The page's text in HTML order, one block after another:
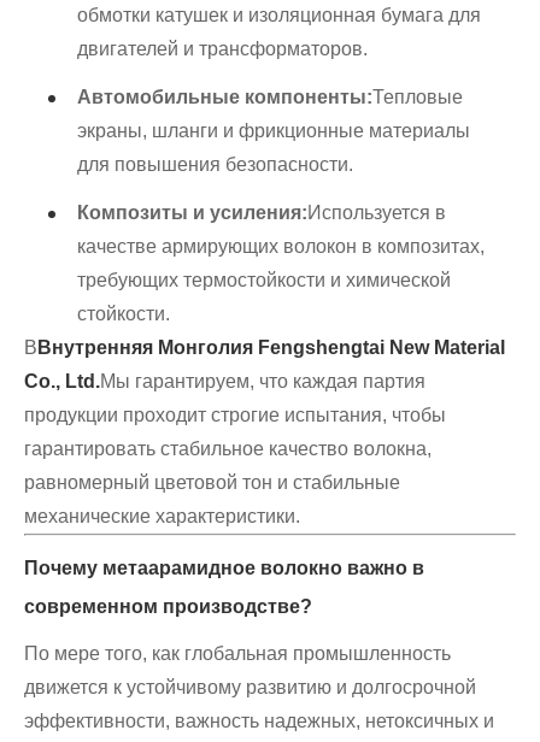
обмотки катушек и изоляционная бумага для
двигателей и трансформаторов.
Автомобильные компоненты:Тепловые
экраны, шланги и фрикционные материалы
для повышения безопасности.
Композиты и усиления:Используется в
качестве армирующих волокон в композитах,
требующих термостойкости и химической
стойкости.
В Внутренняя Монголия Fengshengtai New Material
Co., Ltd.Мы гарантируем, что каждая партия
продукции проходит строгие испытания, чтобы
гарантировать стабильное качество волокна,
равномерный цветовой тон и стабильные
механические характеристики.
Почему метаарамидное волокно важно в
современном производстве?
По мере того, как глобальная промышленность
движется к устойчивому развитию и долгосрочной
эффективности, важность надежных, нетоксичных и